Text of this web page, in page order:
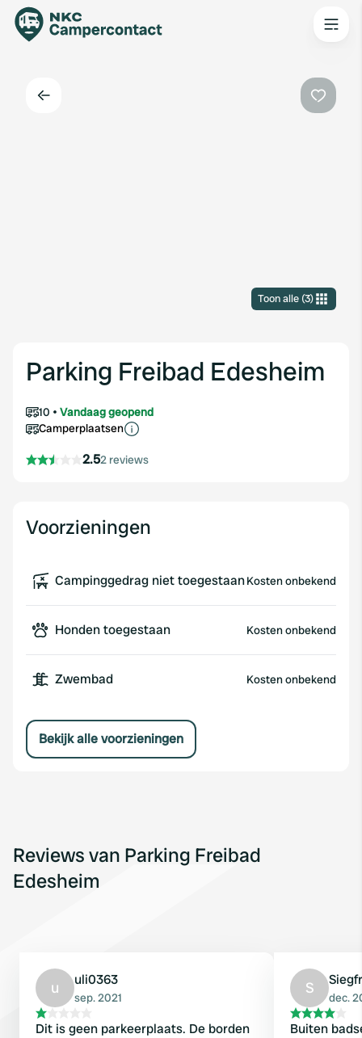
Toon alle(3)
Parking Freibad Edesheim
10
Vandaag geopend
Camperplaatsen
2.52 reviews
Voorzieningen
Campinggedrag niet toegestaanKosten onbekend
Honden toegestaan Kosten onbekend
Zwembad Kosten onbekend
Bekijk alle voorzieningen
Reviews van Parking Freibad
Edesheim
u uli0363
sep. 2021
Dit is geen parkeerplaats. De borden
S
dec.
Buiten